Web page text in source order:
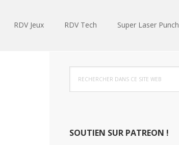
RDV Jeux RDV Tech Super Laser Punch
Barre
latérale
dans
ce
SOUTIEN SUR PATREON !